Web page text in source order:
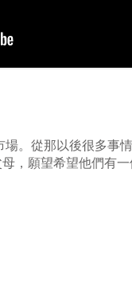
。從那以後很多事
，願望希望他們有